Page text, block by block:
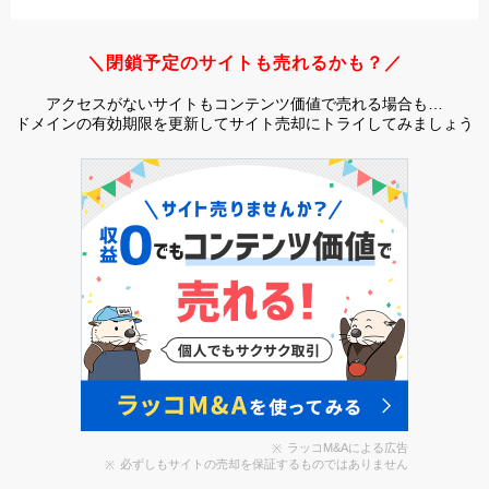
＼閉鎖予定のサイトも売れるかも？／
アクセスがないサイトもコンテンツ価値で売れる場合も…
ドメインの有効期限を更新してサイト売却にトライしてみましょう
ラッコM&Aによる広告
必ずしもサイトの売却を保証するものではありません